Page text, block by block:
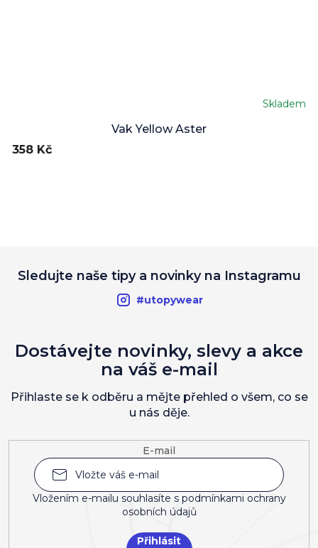
Vak Yellow Aster
Skladem
358 Kč
Sledujte naše tipy a novinky na Instagramu
#utopywear
E-mail
Vložením e-mailu souhlasíte s podmínkami ochrany
osobních údajů
Přihlásit
Dostávejte novinky, slevy a akce
na váš e-mail
Přihlaste se k odběru a mějte přehled o všem, co se
u nás děje.